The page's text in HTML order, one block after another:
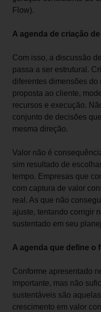
Flow).
A agenda de criação
Com isso, a discussão
passa a ser estrutural.
diferentes dimensões
proposta ao cliente,
recursos e execução.
conjunto de decisões
mesma direção.
Valor não é
sim resultado de
tempo. Empresas que
com captura de valor
real. As que não
ajuste, tentando corrigir
sustentado em seu
A agenda que define o
Conforme apresentado
importante, mas não
sustentáveis são
crescimento em valor